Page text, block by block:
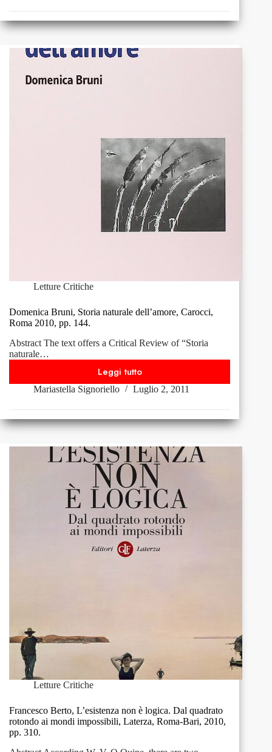
origini
del
linguaggio
umano,
192.
Letture Critiche
Domenica Bruni, Storia naturale dell’amore, Carocci,
Roma 2010, pp. 144.
Abstract The text offers a Critical Review of “Storia
naturale…
Leggi tutto
Domenica
Bruni,
naturale
dell’amore,
Carocci,
Roma
2010,
pp.
144.
Mariastella Signoriello Luglio 2, 2011
Letture Critiche
Francesco Berto, L’esistenza non è logica. Dal quadrato
rotondo ai mondi impossibili, Laterza, Roma-Bari, 2010,
pp. 310.